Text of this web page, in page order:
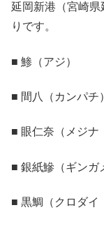
延岡新港（宮崎
りです。
■ 鯵（アジ）
■ 間八（カンパチ）
■ 眼仁奈（メジナ
■ 銀紙鰺（ギンガ
■ 黒鯛（クロダイ